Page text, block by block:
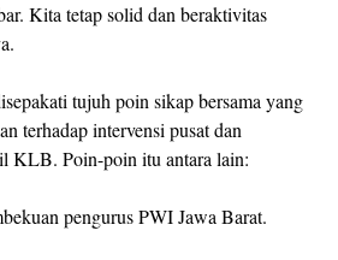
Kita tetap solid dan beraktivitas
tujuh poin sikap bersama yang
terhadap intervensi pusat dan
KLB. Poin-poin itu antara lain:
pengurus PWI Jawa Barat.